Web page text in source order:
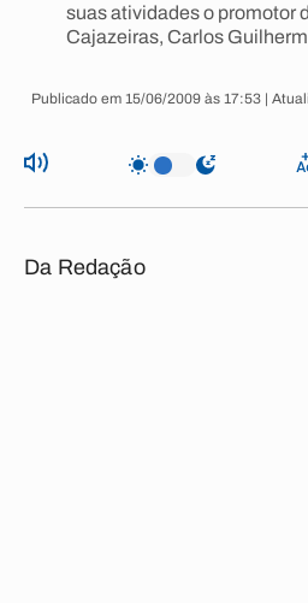
suas atividades o promotor
Cajazeiras, Carlos
Publicado em 15/06/2009 às 17:53 |
Da Redação